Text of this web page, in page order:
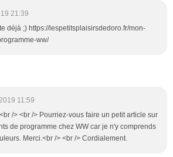
21:39
déjà ;) https://lespetitsplaisirsdedoro.fr/mon-
ww/
11:59
/> <br /> Pourriez-vous faire un petit article sur
de programme chez WW car je n'y comprends
Merci.<br /> <br /> Cordialement.